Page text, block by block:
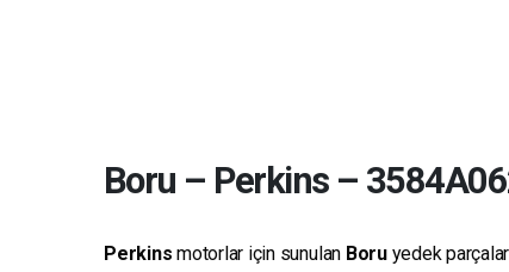
Boru – Perkins–
Perkins motorlar için sunulan Boruyedek